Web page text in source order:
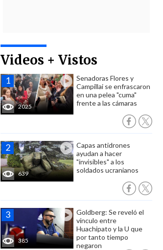
Videos + Vistos
2025
Senadoras Flores y
Campillai se enfrascaron
en una pelea "cuma"
frente a las cámaras
639
Capas antidrones
ayudan a hacer
"invisibles" a los
soldados ucranianos
385
Goldberg: Se reveló el
vínculo entre
Huachipato y la U que
por tanto tiempo
negaron